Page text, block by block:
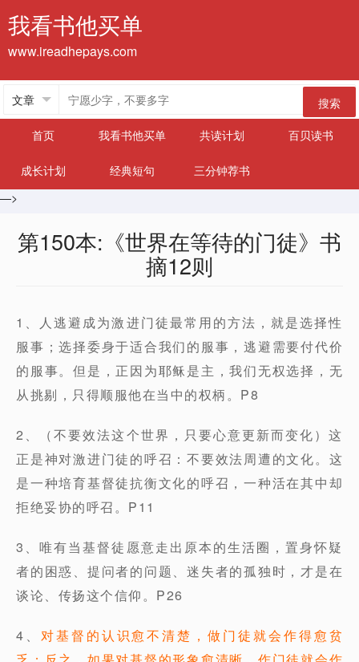
我看书他买单
www.ireadhepays.com
搜索
首页
我看书他买单 共读计划 百贝读书
成长计划 经典短句
三分钟荐书
—>
第150本:《世界在等待的门徒》书
摘12则
1、人逃避成为激进门徒最常用的方法，就是选择性
服事；选择委身于适合我们的服事，逃避需要付代价
的服事。但是，正因为耶稣是主，我们无权选择，无
从挑剔，只得顺服他在当中的权柄。P8
2、（不要效法这个世界，只要心意更新而变化）这
正是神对激进门徒的呼召：不要效法周遭的文化。这
是一种培育基督徒抗衡文化的呼召，一种活在其中却
拒绝妥协的呼召。P11
3、唯有当基督徒愿意走出原本的生活圈，置身怀疑
者的困惑、提问者的问题、迷失者的孤独时，才是在
谈论、传扬这个信仰。P26
4、 对基督的认识愈不清楚，做门徒就会作得愈贫